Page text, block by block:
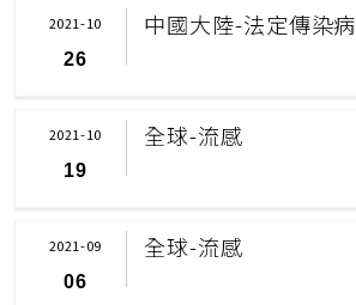
中國大陸-法定傳染病
2021-10
26
全球-流感
2021-10
19
全球-流感
2021-09
06